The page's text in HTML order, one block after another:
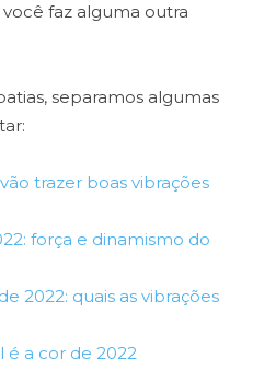
faz alguma outra
separamos algumas
trazer boas vibrações
força e dinamismo do
2022: quais as vibrações
é a cor de 2022